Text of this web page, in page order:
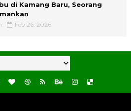
di Kamang Baru, Seorang
Feb 26, 2026